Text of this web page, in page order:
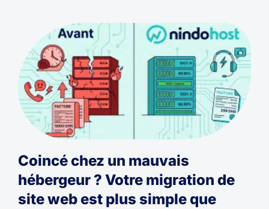
Coincé chez un mauvais
hébergeur ? Votre migration de
site web est plus simple que